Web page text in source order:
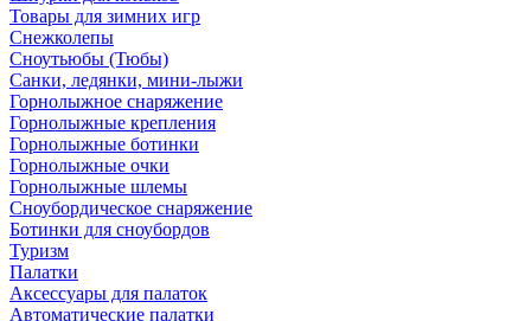
Товары для зимних игр
Снежколепы
Сноутьюбы (Тюбы)
Санки, ледянки, мини-лыжи
Горнолыжное снаряжение
Горнолыжные крепления
Горнолыжные ботинки
Горнолыжные очки
Горнолыжные шлемы
Сноубордическое снаряжение
Ботинки для сноубордов
Туризм
Палатки
Аксессуары для палаток
Автоматические палатки